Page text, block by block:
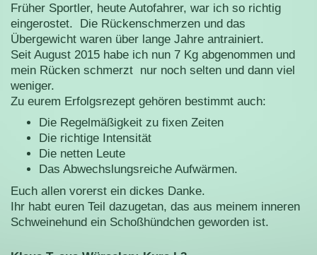
Früher Sportler, heute Autofahrer, war ich so richtig
eingerostet. Die Rückenschmerzen und das
Übergewicht waren über lange Jahre antrainiert.
Seit August 2015 habe ich nun 7 Kg abgenommen und
mein Rücken schmerzt nur noch selten und dann viel
weniger.
Zu eurem Erfolgsrezept gehören bestimmt auch:
Die Regelmäßigkeit zu fixen Zeiten
Die richtige Intensität
Die netten Leute
Das Abwechslungsreiche Aufwärmen.
Euch allen vorerst ein dickes Danke.
Ihr habt euren Teil dazugetan, das aus meinem inneren
Schweinehund ein Schoßhündchen geworden ist.